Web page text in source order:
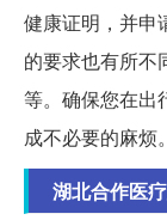
健康证明，并申
的要求也有所不
等。确保您在出
成不必要的麻烦。
湖北合作医